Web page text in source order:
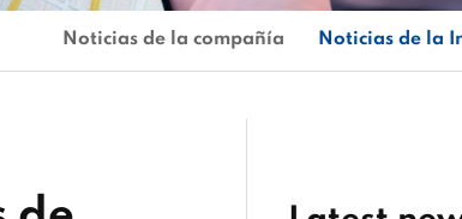
Noticias de la compañía Noticias de la